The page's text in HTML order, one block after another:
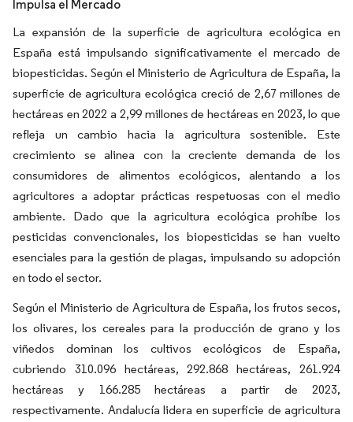
Impulsa el Mercado
La expansión de la superficie de agricultura ecológica en
España está impulsando significativamente el mercado de
biopesticidas. Según el Ministerio de Agricultura de España, la
superficie de agricultura ecológica creció de 2,67 millones de
hectáreas en 2022 a 2,99 millones de hectáreas en 2023, lo que
refleja un cambio hacia la agricultura sostenible. Este
crecimiento se alinea con la creciente demanda de los
consumidores de alimentos ecológicos, alentando a los
agricultores a adoptar prácticas respetuosas con el medio
ambiente. Dado que la agricultura ecológica prohíbe los
pesticidas convencionales, los biopesticidas se han vuelto
esenciales para la gestión de plagas, impulsando su adopción
en todo el sector.
Según el Ministerio de Agricultura de España, los frutos secos,
los olivares, los cereales para la producción de grano y los
viñedos dominan los cultivos ecológicos de España,
cubriendo 310.096 hectáreas, 292.868 hectáreas, 261.924
hectáreas y 166.285 hectáreas a partir de 2023,
respectivamente. Andalucía lidera en superficie de agricultura